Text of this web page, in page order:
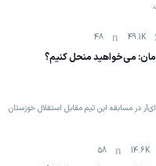
49.1K
48
می‌خواهید منحل کنیم؟
در مسابقه این تیم مقابل استقلال خوزستان
14.6K
58